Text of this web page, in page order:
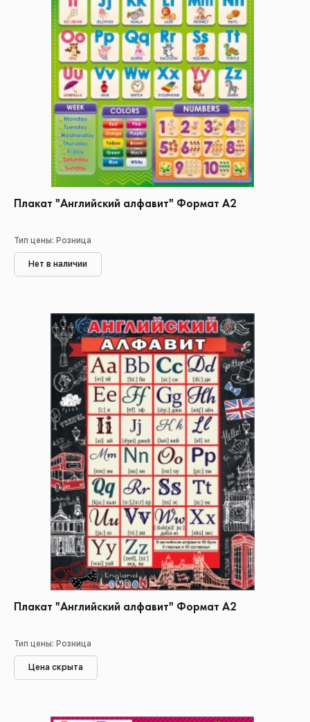
Плакат "Английский алфавит" Формат А2
Тип цены: Розница
Нет в наличии
Плакат "Английский алфавит" Формат А2
Тип цены: Розница
Цена скрыта